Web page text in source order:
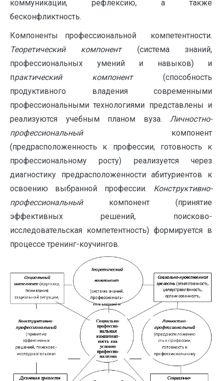
коммуникации, рефлексию, а также
бесконфликтность.
Компоненты профессиональной компетентности.
Теоретический
компонент (система знаний,
профессиональных умений и навыков) и
практический компонент (способность
продуктивного владения современными
профессиональными технологиями представлены и
реализуются учебным планом вуза. Личностно-
профессиональныйкомпонент
(предрасположенность к профессии, готовность к
профессиональному росту) реализуется через
диагностику предрасположенности абитуриентов к
освоению выбранной профессии. Конструктивно-
профессиональныйкомпонент (принятие
эффективных решений, поисково-
исследовательская компетентность) формируется в
процессе тренинг-коучингов.